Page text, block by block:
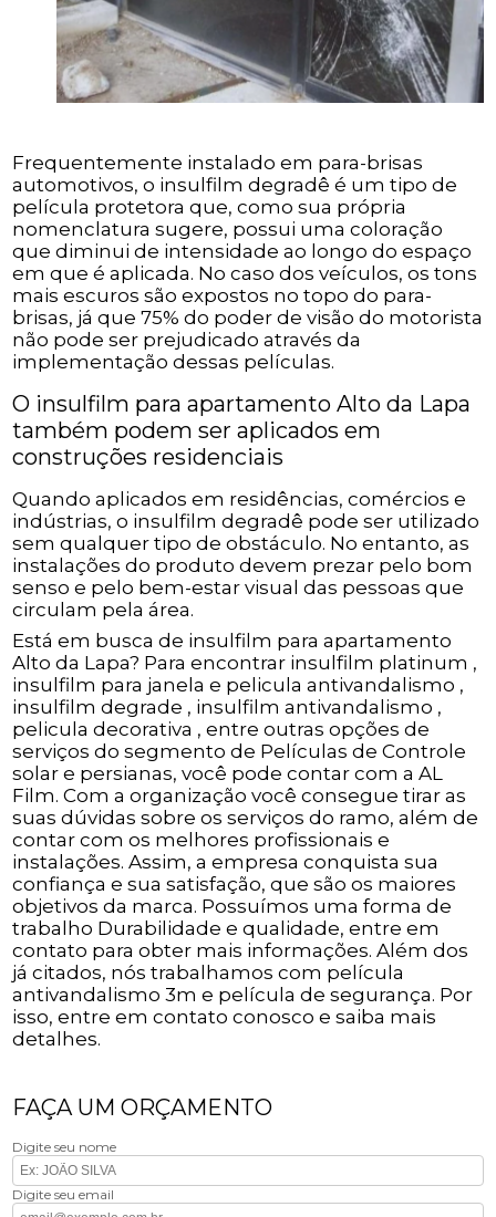
Frequentemente instalado em para-brisas
automotivos, o insulfilm degradê é um tipo de
película protetora que, como sua própria
nomenclatura sugere, possui uma coloração
que diminui de intensidade ao longo do espaço
em que é aplicada. No caso dos veículos, os tons
mais escuros são expostos no topo do para-
brisas, já que 75% do poder de visão do motorista
não pode ser prejudicado através da
implementação dessas películas.
O insulfilm para apartamento Alto da Lapa
também podem ser aplicados em
construções residenciais
Quando aplicados em residências, comércios e
indústrias, o insulfilm degradê pode ser utilizado
sem qualquer tipo de obstáculo. No entanto, as
instalações do produto devem prezar pelo bom
senso e pelo bem-estar visual das pessoas que
circulam pela área.
Está em busca de insulfilm para apartamento
Alto da Lapa? Para encontrar insulfilm platinum ,
insulfilm para janela e pelicula antivandalismo ,
insulfilm degrade , insulfilm antivandalismo ,
pelicula decorativa , entre outras opções de
serviços do segmento de Películas de Controle
solar e persianas, você pode contar com a AL
Film. Com a organização você consegue tirar as
suas dúvidas sobre os serviços do ramo, além de
contar com os melhores profissionais e
instalações. Assim, a empresa conquista sua
confiança e sua satisfação, que são os maiores
objetivos da marca. Possuímos uma forma de
trabalho Durabilidade e qualidade, entre em
contato para obter mais informações. Além dos
já citados, nós trabalhamos com película
antivandalismo 3m e película de segurança. Por
isso, entre em contato conosco e saiba mais
detalhes.
FAÇA UM ORÇAMENTO
Digite seu nome
Digite seu email